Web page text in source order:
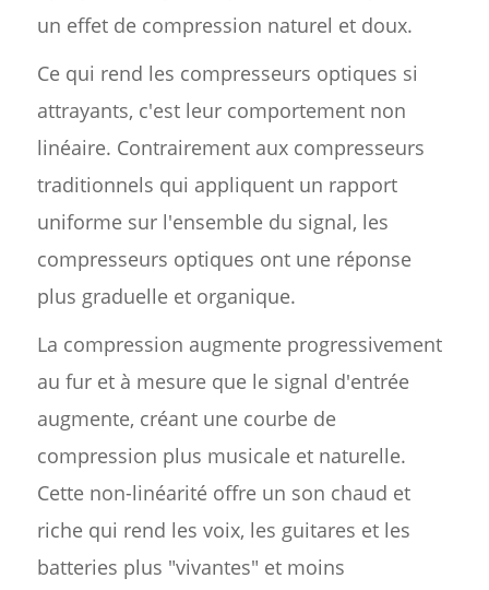
un effet de compression naturel et doux.
Ce qui rend les compresseurs optiques si
attrayants, c'est leur comportement non
linéaire. Contrairement aux compresseurs
traditionnels qui appliquent un rapport
uniforme sur l'ensemble du signal, les
compresseurs optiques ont une réponse
plus graduelle et organique.
La compression augmente progressivement
au fur et à mesure que le signal d'entrée
augmente, créant une courbe de
compression plus musicale et naturelle.
Cette non-linéarité offre un son chaud et
riche qui rend les voix, les guitares et les
batteries plus "vivantes" et moins